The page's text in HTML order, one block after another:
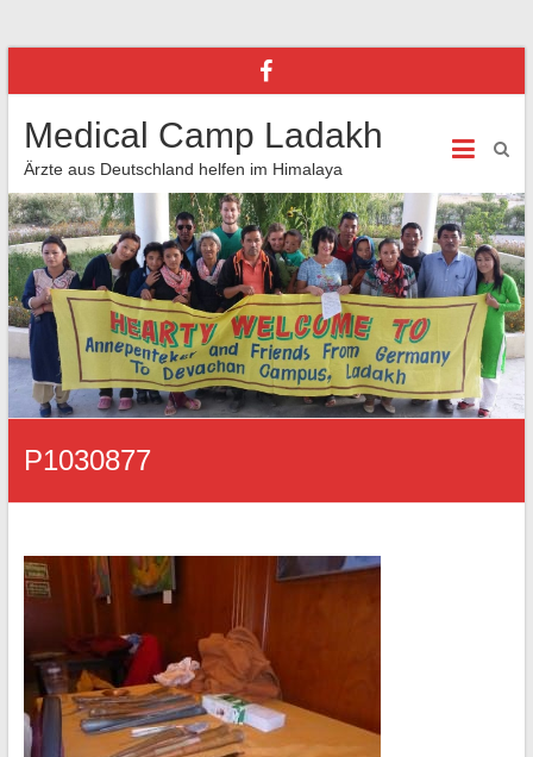
Medical Camp Ladakh
Ärzte aus Deutschland helfen im Himalaya
P1030877